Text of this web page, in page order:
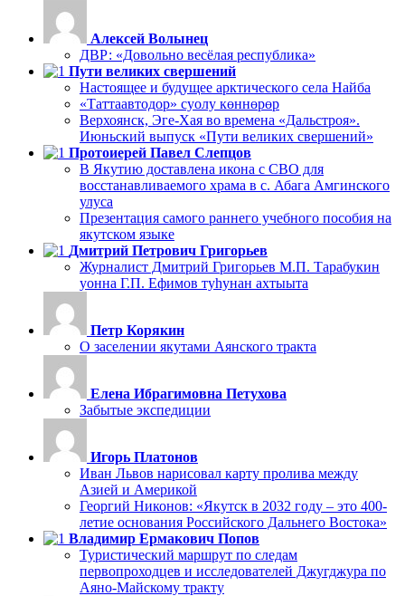
Алексей Волынец
ДВР: «Довольно весёлая республика»
Пути великих свершений
Настоящее и будущее арктического села Найба
«Таттаавтодор» суолу көннөрөр
Верхоянск, Эге-Хая во времена «Дальстроя».
Июньский выпуск «Пути великих свершений»
Протоиерей Павел Слепцов
В Якутию доставлена икона с СВО для
восстанавливаемого храма в с. Абага Амгинского
улуса
Презентация самого раннего учебного пособия на
якутском языке
Дмитрий Петрович Григорьев
Журналист Дмитрий Григорьев М.П. Тарабукин
уонна Г.П. Ефимов туһунан ахтыыта
Петр Корякин
О заселении якутами Аянского тракта
Елена Ибрагимовна Петухова
Забытые экспедиции
Игорь Платонов
Иван Львов нарисовал карту пролива между
Азией и Америкой
Георгий Никонов: «Якутск в 2032 году – это 400-
летие основания Российского Дальнего Востока»
Владимир Ермакович Попов
Туристический маршрут по следам
первопроходцев и исследователей Джугджура по
Аяно-Майскому тракту